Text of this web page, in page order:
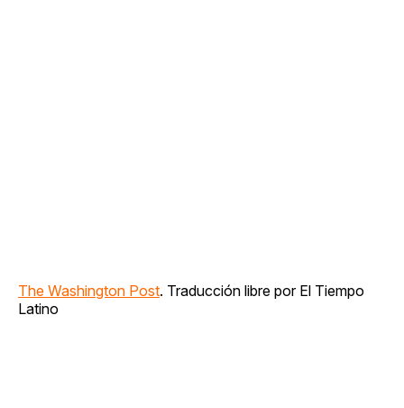
The Washington Post. Traducción libre por El Tiempo
Latino